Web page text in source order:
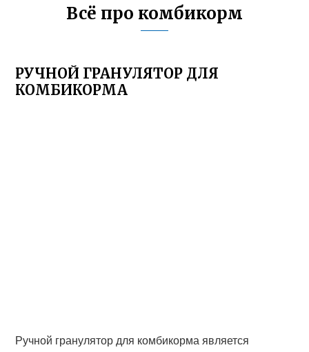
Всё про комбикорм
РУЧНОЙ ГРАНУЛЯТОР ДЛЯ
КОМБИКОРМА
Ручной гранулятор для комбикорма является